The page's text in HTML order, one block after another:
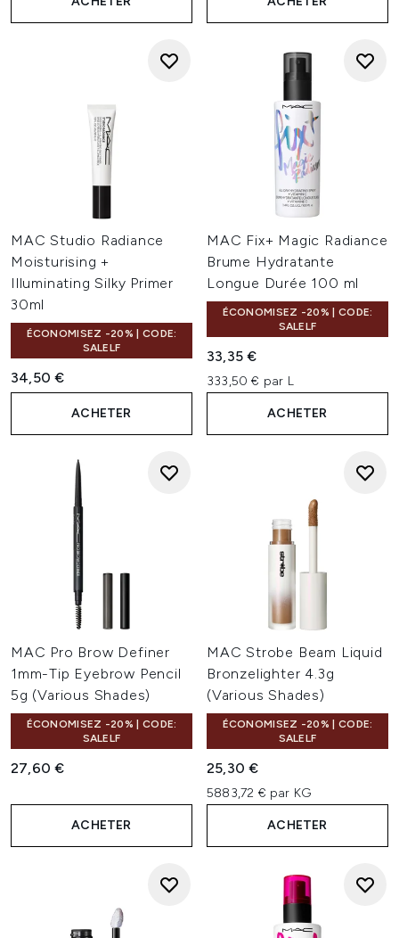
MAC Studio Radiance
Moisturising +
Illuminating Silky Primer
30ml
ÉCONOMISEZ -20% | CODE:
SALELF
34,50 €
ACHETER
MAC Fix+ Magic Radiance
Brume Hydratante
Longue Durée 100 ml
ÉCONOMISEZ -20% | CODE:
SALELF
33,35 €
333,50 € par L
ACHETER
MAC Pro Brow Definer
1mm-Tip Eyebrow Pencil
5g (Various Shades)
ÉCONOMISEZ -20% | CODE:
SALELF
27,60 €
ACHETER
MAC Strobe Beam Liquid
Bronzelighter 4.3g
(Various Shades)
ÉCONOMISEZ -20% | CODE:
SALELF
25,30 €
5883,72 € par KG
ACHETER